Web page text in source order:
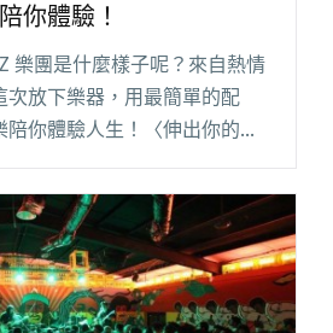
你體驗！
樂團是什麼樣子呢？來自熱情
次放下樂器，用最簡單的配
陪你體驗人生！〈伸出你的
點同樣都是海邊〈閱讀全文
生有苦有樂，COM’Z 放下樂器